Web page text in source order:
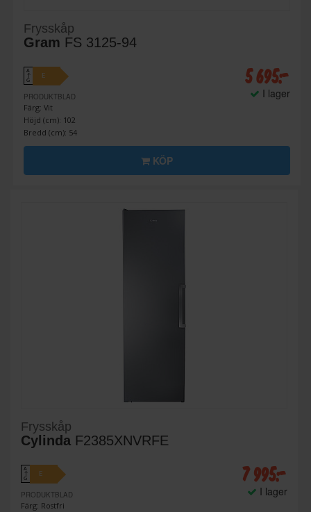
Frysskåp
Gram FS 3125-94
A
↑
G
E
PRODUKTBLAD
Färg: Vit
Höjd (cm): 102
Bredd (cm): 54
5 695:-
I lager
KÖP
Frysskåp
Cylinda F2385XNVRFE
A
↑
G
E
PRODUKTBLAD
Färg: Rostfri
7 995:-
I lager